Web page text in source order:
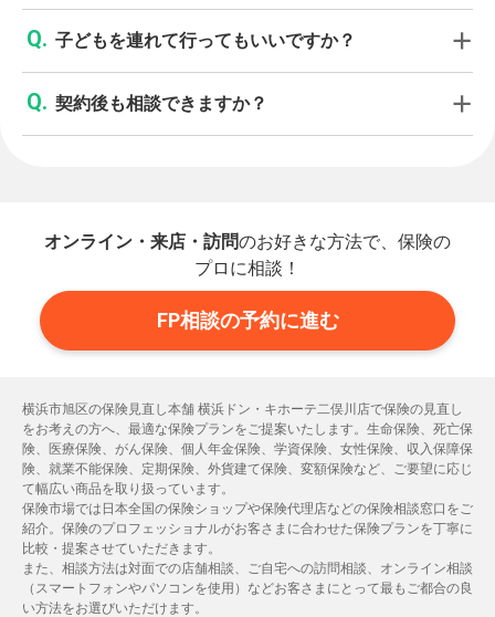
子どもを連れて行ってもいいですか？
契約後も相談できますか？
オンライン・来店・訪問のお好きな方法で、保険の
プロに相談！
FP相談の予約に進む
横浜市旭区の保険見直し本舗 横浜ドン・キホーテ二俣川店で保険の見直し
をお考えの方へ、最適な保険プランをご提案いたします。生命保険、死亡保
険、医療保険、がん保険、個人年金保険、学資保険、女性保険、収入保障保
険、就業不能保険、定期保険、外貨建て保険、変額保険など、ご要望に応じ
て幅広い商品を取り扱っています。
保険市場では日本全国の保険ショップや保険代理店などの保険相談窓口をご
紹介。保険のプロフェッショナルがお客さまに合わせた保険プランを丁寧に
比較・提案させていただきます。
また、相談方法は対面での店舗相談、ご自宅への訪問相談、オンライン相談
（スマートフォンやパソコンを使用）などお客さまにとって最もご都合の良
い方法をお選びいただけます。